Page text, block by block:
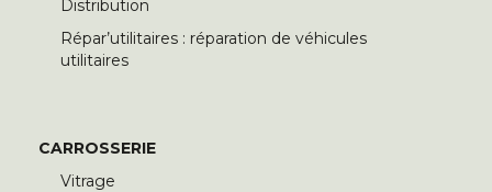
Distribution
Répar’utilitaires : réparation de véhicules
utilitaires
CARROSSERIE
Vitrage